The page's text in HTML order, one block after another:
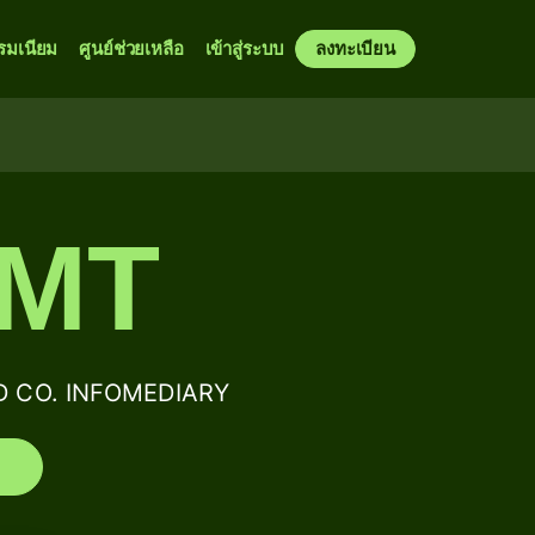
มเนียม ศูนย์ช่วยเหลือ เข้าสู่ระบบ ลงทะเบียน
CO. INFOMEDIARY